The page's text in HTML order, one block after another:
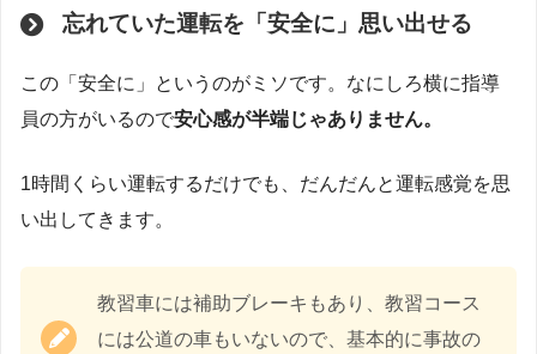
忘れていた運転を「安全に」思い出せる
この「安全に」というのがミソです。なにしろ横に指導
員の方がいるので安心感が半端じゃありません。
1時間くらい運転するだけでも、だんだんと運転感覚を思
い出してきます。
教習車には補助ブレーキもあり、教習コース
には公道の車もいないので、基本的に事故の